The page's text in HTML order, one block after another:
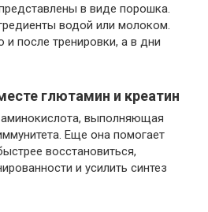
в виде порошка.
водой или молоком.
и после тренировки, а в дни
глютамин и креатин
выполняющая
Еще она помогает
восстановиться,
и усилить синтез